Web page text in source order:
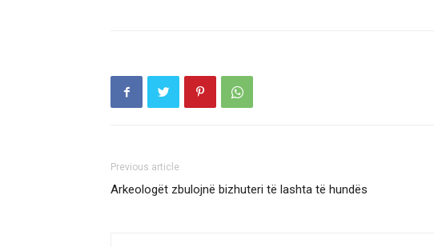
Previous article
Arkeologët zbulojnë bizhuteri të lashta të hundës